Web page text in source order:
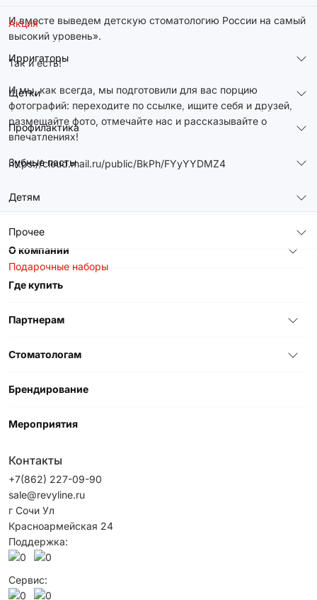
Акция
Ирригаторы
Щетки
Профилактика
Зубные пасты
Детям
Прочее
Подарочные наборы
И вместе выведем детскую стоматологию России на самый
высокий уровень».
Так и есть!
И мы, как всегда, мы подготовили для вас порцию
фотографий: переходите по ссылке, ищите себя и друзей,
размещайте фото, отмечайте нас и рассказывайте о
впечатлениях!
https://cloud.mail.ru/public/BkPh/FYyYYDMZ4
О компании
Где купить
Партнерам
Стоматологам
Брендирование
Мероприятия
Контакты
+7(862) 227-09-90
sale@revyline.ru
г Сочи Ул
Красноармейская 24
Поддержка:
Сервис: